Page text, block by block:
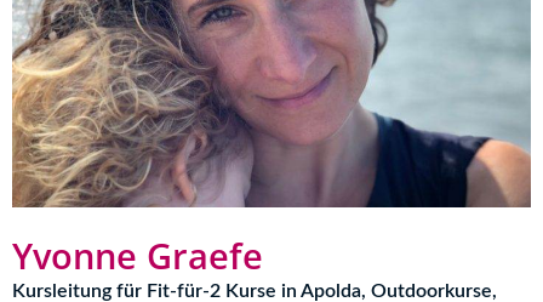
Yvonne Graefe
Kursleitung für Fit-für-2 Kurse in Apolda, Outdoorkurse,